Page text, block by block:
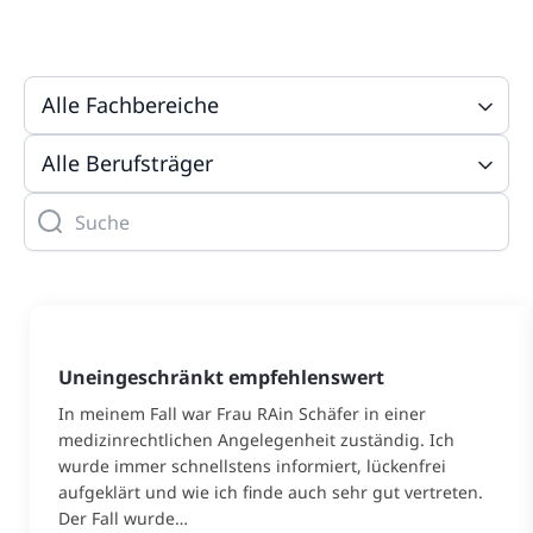
Uneingeschränkt empfehlenswert
In meinem Fall war Frau RAin Schäfer in einer
medizinrechtlichen Angelegenheit zuständig. Ich
wurde immer schnellstens informiert, lückenfrei
aufgeklärt und wie ich finde auch sehr gut vertreten.
Der Fall wurde…